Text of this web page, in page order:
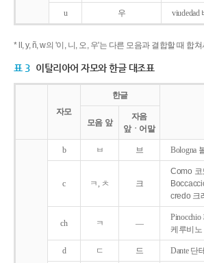
u 우 viudedad
* ll, y, ñ, w의 '이, 니, 오, 우'는 다른 모음과 결합할 때 합
표 3 이탈리아어 자모와 한글 대조표
자모
한글
모음 앞
자음
앞ㆍ어말
b ㅂ 브 Bologna
c ㅋ, ㅊ 크
Como 코
credo 크
ch ㅋ ―
Pinocchio
케루비노
d ㄷ 드 Dante 단